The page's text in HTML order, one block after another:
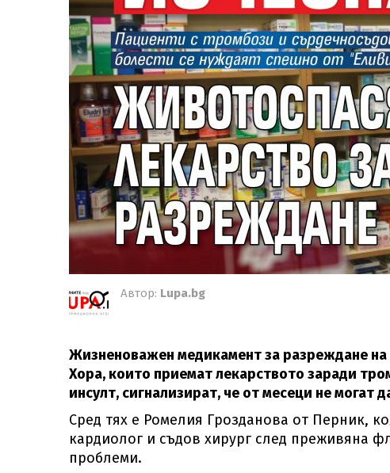
Автор: Lupa.bg
Жизненоважен медикамент за разреждане
Хора, които приемат лекарството заради
инсулт, сигнализират, че от месеци не
Сред тях е Ромелия Грозданова от Перник,
кардиолог и съдов хирург след преживяна
проблеми.